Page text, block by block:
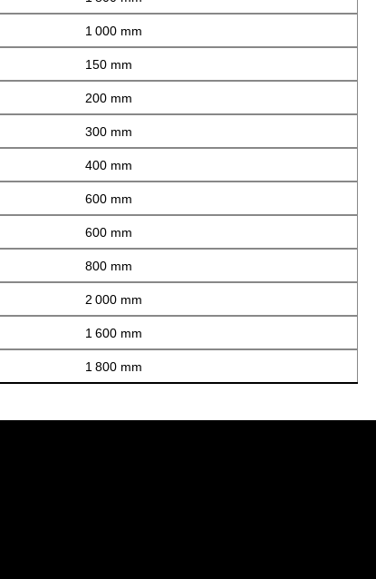
1 000 mm
150 mm
200 mm
300 mm
400 mm
600 mm
600 mm
800 mm
2 000 mm
1 600 mm
1 800 mm